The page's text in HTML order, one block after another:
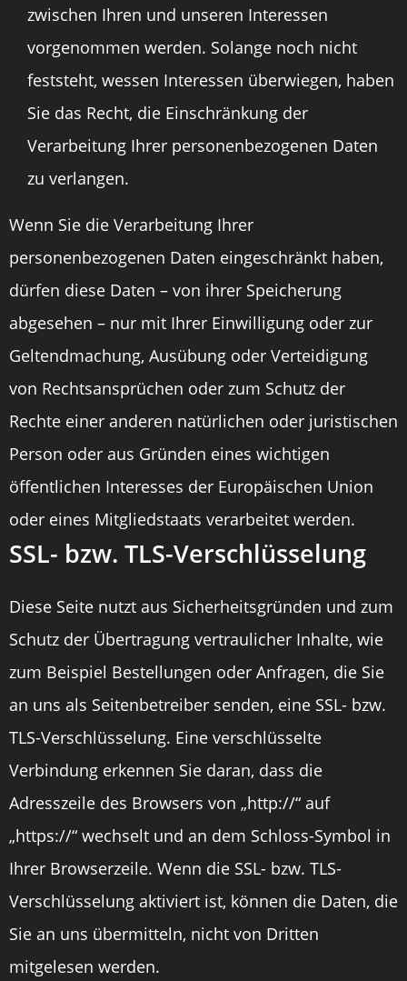
zwischen Ihren und unseren Interessen
vorgenommen werden. Solange noch nicht
feststeht, wessen Interessen überwiegen, haben
Sie das Recht, die Einschränkung der
Verarbeitung Ihrer personenbezogenen Daten
zu verlangen.
Wenn Sie die Verarbeitung Ihrer
personenbezogenen Daten eingeschränkt haben,
dürfen diese Daten – von ihrer Speicherung
abgesehen – nur mit Ihrer Einwilligung oder zur
Geltendmachung, Ausübung oder Verteidigung
von Rechtsansprüchen oder zum Schutz der
Rechte einer anderen natürlichen oder juristischen
Person oder aus Gründen eines wichtigen
öffentlichen Interesses der Europäischen Union
oder eines Mitgliedstaats verarbeitet werden.
SSL- bzw. TLS-Verschlüsselung
Diese Seite nutzt aus Sicherheitsgründen und zum
Schutz der Übertragung vertraulicher Inhalte, wie
zum Beispiel Bestellungen oder Anfragen, die Sie
an uns als Seitenbetreiber senden, eine SSL- bzw.
TLS-Verschlüsselung. Eine verschlüsselte
Verbindung erkennen Sie daran, dass die
Adresszeile des Browsers von „http://“ auf
„https://“ wechselt und an dem Schloss-Symbol in
Ihrer Browserzeile. Wenn die SSL- bzw. TLS-
Verschlüsselung aktiviert ist, können die Daten, die
Sie an uns übermitteln, nicht von Dritten
mitgelesen werden.